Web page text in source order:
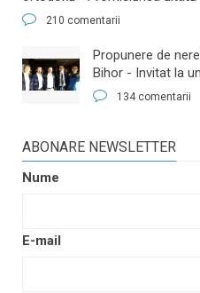
210 comentarii
​Propunere de
Bihor - Invitat la
134 comentarii
ABONARE NEWSLETTER
Nume
E-mail